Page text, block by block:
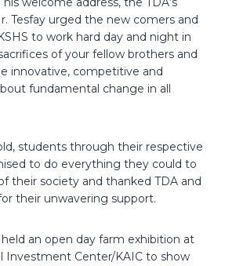
Tesfay urged the new comers and
to work hard day and night in
of your fellow brothers and
innovative, competitive and
fundamental change in all
students through their respective
to do everything they could to
their society and thanked TDA and
their unwavering support.
held an open day farm exhibition at
Investment Center/KAIC to show